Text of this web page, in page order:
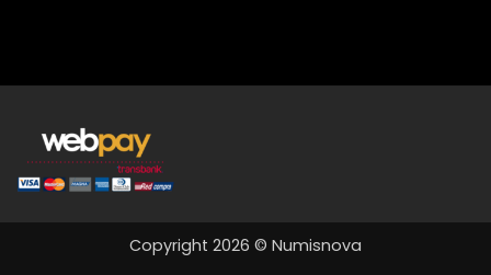
Copyright 2026 © Numisnova